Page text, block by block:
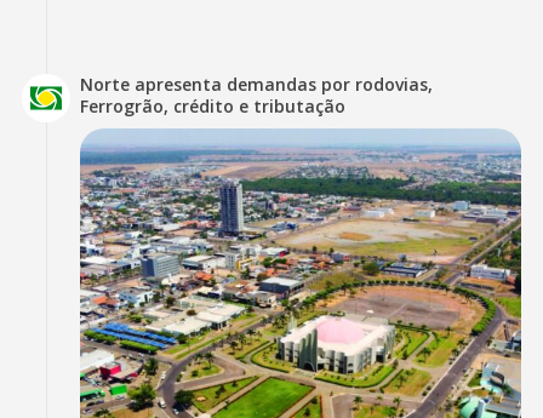
Norte apresenta demandas por rodovias,
Ferrogrão, crédito e tributação